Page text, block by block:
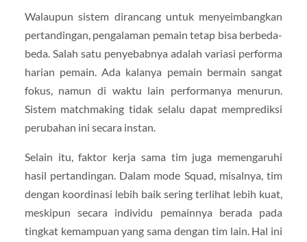
Walaupun sistem dirancang untuk menyeimbangkan
pertandingan, pengalaman pemain tetap bisa berbeda-
beda. Salah satu penyebabnya adalah variasi performa
harian pemain. Ada kalanya pemain bermain sangat
fokus, namun di waktu lain performanya menurun.
Sistem matchmaking tidak selalu dapat memprediksi
perubahan ini secara instan.
Selain itu, faktor kerja sama tim juga memengaruhi
hasil pertandingan. Dalam mode Squad, misalnya, tim
dengan koordinasi lebih baik sering terlihat lebih kuat,
meskipun secara individu pemainnya berada pada
tingkat kemampuan yang sama dengan tim lain. Hal ini